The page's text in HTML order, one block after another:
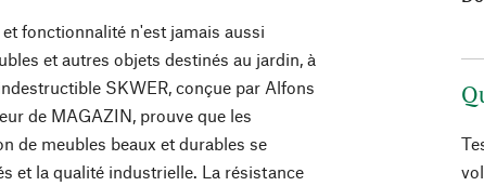
fonctionnalité n'est jamais aussi
et autres objets destinés au jardin, à
SKWER, conçue par Alfons
de MAGAZIN, prouve que les
de meubles beaux et durables se
et la qualité industrielle. La résistance